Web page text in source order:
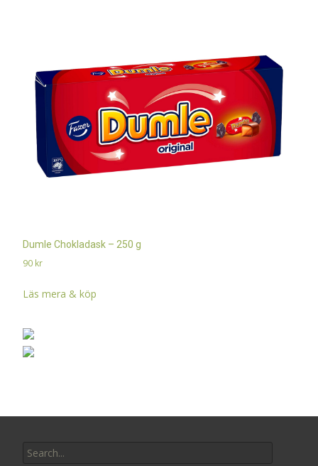
Dumle Chokladask – 250 g
90 kr
Läs mera & köp
for: